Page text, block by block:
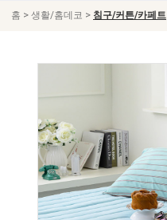
홈 > 생활/홈데코 > 침구/커튼/카페트